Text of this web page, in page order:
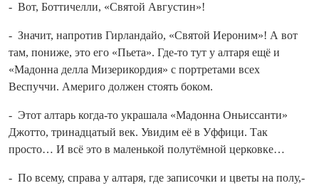
- Вот, Боттичелли, «Святой Августин»!
- Значит, напротив Гирландайо, «Святой Иероним»! А вот
там, пониже, это его «Пьета». Где‑то тут у алтаря ещё и
«Мадонна делла Мизерикордия» с порт­ретами всех
Веспуччи. Америго должен стоять боком.
- Этот алтарь ко­гда‑то украшала «Мадонна Оньиссанти»
Джотто, трина­дцатый век. Увидим её в Уффици. Так
просто… И всё это в маленькой полутёмной церковке…
- По всему, справа у алтаря, где записочки и цветы на полу,-